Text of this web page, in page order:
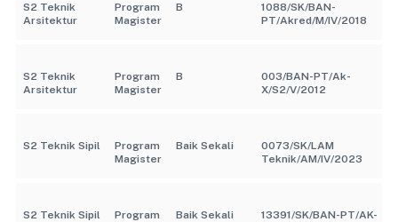
S2 Teknik
Arsitektur
Program
Magister
B
1088/SK/BAN-
PT/Akred/M/IV/2018
S2 Teknik
Arsitektur
Program
Magister
B
003/BAN-PT/Ak-
X/S2/V/2012
S2 Teknik Sipil
Program
Magister
Baik Sekali
0073/SK/LAM
Teknik/AM/IV/2023
S2 Teknik Sipil
Program
Baik Sekali
13391/SK/BAN-PT/AK-